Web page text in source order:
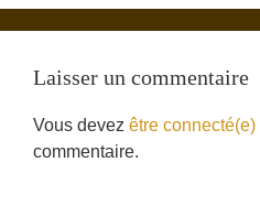
Laisser un commentaire
Vous devez être connecté(e)
commentaire.